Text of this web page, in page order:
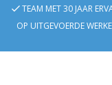
TEAM MET 30 JAAR
OP UITGEVOERDE